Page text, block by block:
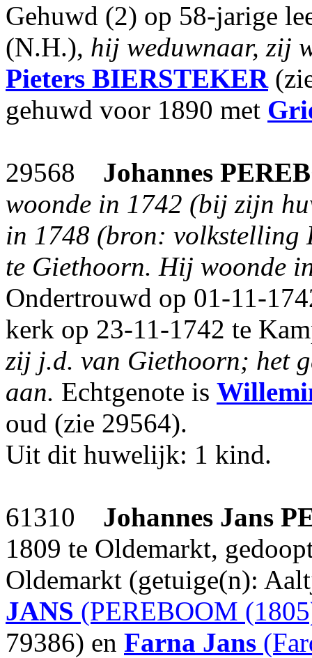
Gehuwd (2) op 58-jarige
(N.H.), hij weduwnaar, zij
Pieters BIERSTEKER
gehuwd voor 1890 met
29568 Johannes
woonde in 1742 (bij zijn
in 1748 (bron: volkstelling
te Giethoorn. Hij woonde
Ondertrouwd op 01-11-
kerk op 23-11-1742 te
zij j.d. van Giethoorn; het
aan. Echtgenote is
oud (zie 29564).
Uit dit huwelijk: 1 kind.
61310 Johannes Jans
1809 te Oldemarkt,
Oldemarkt (getuige(n):
JANS (PEREBOOM
79386) en Farna Jans